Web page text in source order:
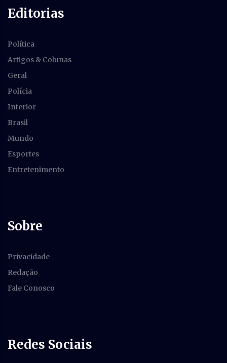
Editorias
Política
Artigos & Colunas
Geral
Polícia
Interior
Brasil
Mundo
Esportes
Entretenimento
Sobre
Privacidade
Redação
Fale Conosco
Redes Sociais